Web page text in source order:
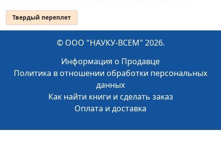
Твердый переплет
© ООО "НАУКУ-ВСЕМ" 2026.
Информация о Продавце
Политика в отношении обработки персональных
данных
Как найти книги и сделать заказ
Оплата и доставка